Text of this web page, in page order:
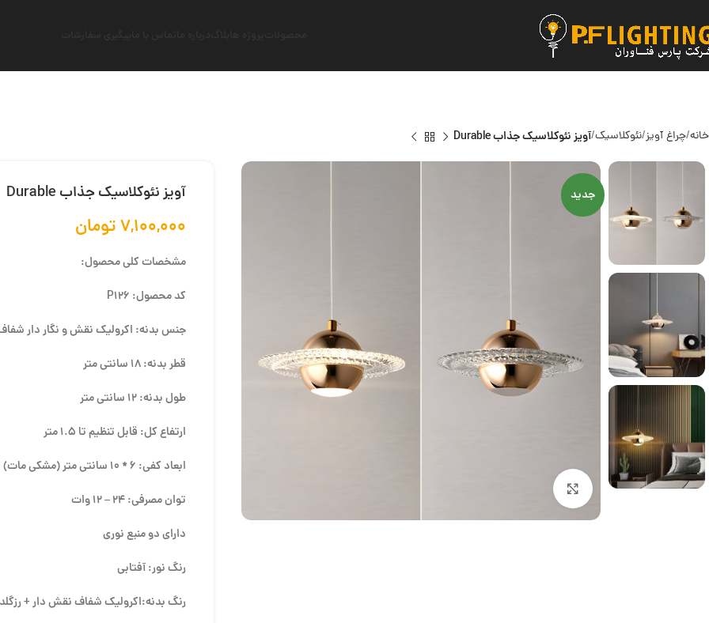
خانه چراغ آویز نئوکلاسیک آویز نئوکلاسیک جذاب Durable
جدید آویز نئوکلاسیک جذاب Durable
۷,۱۰۰,۰۰۰تومان
مشخصات کلی محصول:
کد محصول: P126
جنس بدنه: اکرولیک نقش و نگار دار شفاف
قطر بدنه: 18 سانتی متر
طول بدنه: 12 سانتی متر
ارتفاع کل: قابل تنظیم تا 1.5 متر
ابعاد کفی: 6 * 10 سانتی متر (مشکی مات)
توان مصرفی: 24 – 12 وات
دارای دو منبع نوری
رنگ نور: آفتابی
رنگ بدنه:اکرولیک شفاف نقش دار + رزگلد